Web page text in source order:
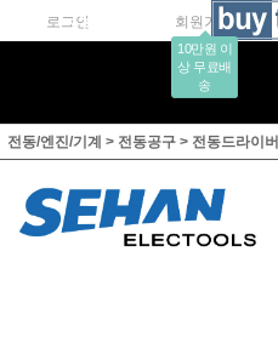
로그인 회원가입
10만원 이
상 무료배
송
전동/엔진/기계 > 전동공구 > 전동드라이버